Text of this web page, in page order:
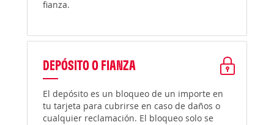
fianza.
DEPÓSITO O FIANZA
El depósito es un bloqueo de un importe en
tu tarjeta para cubrirse en caso de daños o
cualquier reclamación. El bloqueo solo se